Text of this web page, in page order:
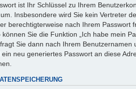
ist Ihr Schlüssel zu Ihrem
Insbesondere wird Sie kein Vertreter
berechtigterweise nach Ihrem Passwort
Sie die Funktion „Ich habe mein
Sie dann nach Ihrem Benutzernamen
neu generiertes Passwort an diese